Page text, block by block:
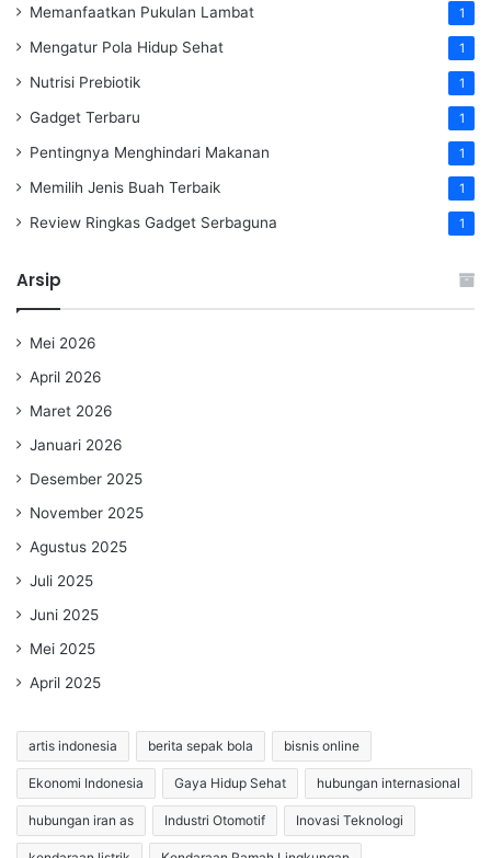
Memanfaatkan Pukulan Lambat 1
Mengatur Pola Hidup Sehat 1
Nutrisi Prebiotik 1
Gadget Terbaru 1
Pentingnya Menghindari Makanan 1
Memilih Jenis Buah Terbaik 1
Review Ringkas Gadget Serbaguna 1
Arsip
Mei 2026
April 2026
Maret 2026
Januari 2026
Desember 2025
November 2025
Agustus 2025
Juli 2025
Juni 2025
Mei 2025
April 2025
artis indonesia berita sepak bola bisnis online
Ekonomi Indonesia Gaya Hidup Sehat hubungan internasional
hubungan iran as Industri Otomotif Inovasi Teknologi